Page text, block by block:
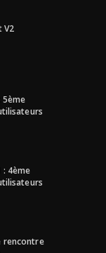
V2
5ème
: 4ème
rencontre